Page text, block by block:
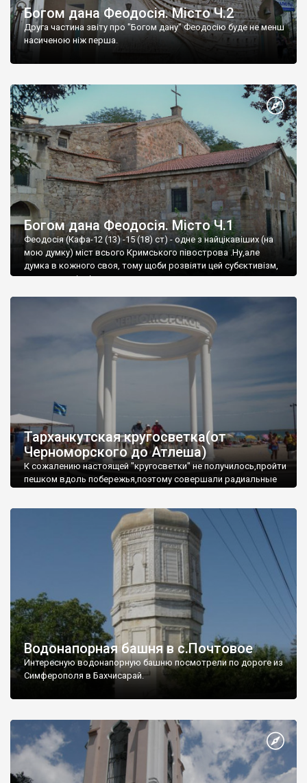
Богом дана Феодосія. Місто Ч.2
Друга частина звіту про "Богом дану" Феодосію буде не менш
насиченою ніж перша.
Богом дана Феодосія. Місто Ч.1
Феодосія (Кафа-12 (13) -15 (18) ст) - одне з найцікавіших (на
мою думку) міст всього Кримського півострова .Ну,але
думка в кожного своя, тому щоби розвіяти цей субєктивізм,
запрошую відвідати це
Тарханкутская кругосветка(от
Черноморского до Атлеша)
К сожалению настоящей "кругосветки" не получилось,пройти
пешком вдоль побережья,поэтому совершали радиальные
Водонапорная башня в с.Почтовое
Интересную водонапорную башню посмотрели по дороге из
Симферополя в Бахчисарай.